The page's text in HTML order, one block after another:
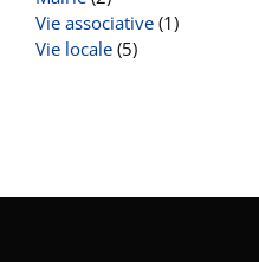
Vie associative (1)
Vie locale (5)